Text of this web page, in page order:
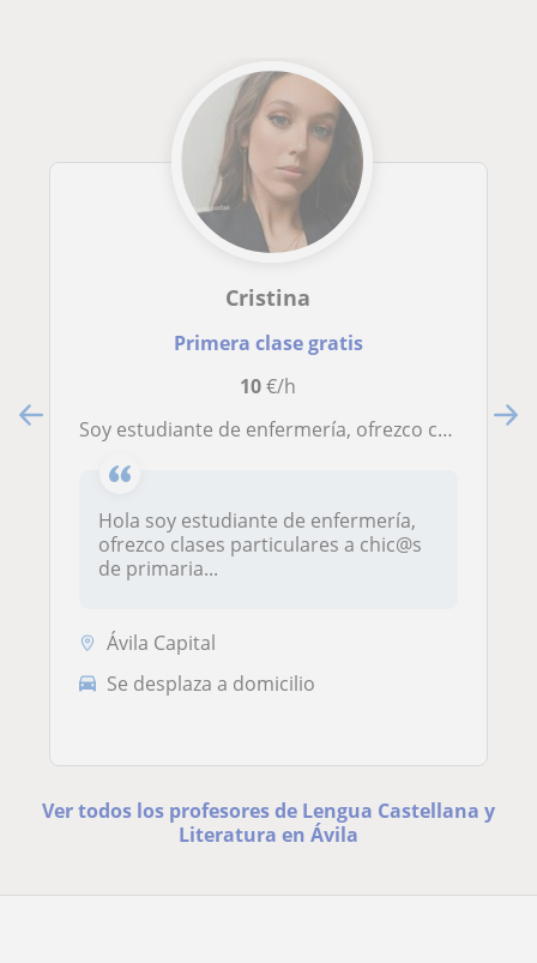
Cristina
Primera clase gratis
10€/h
soy estudiante de enfermería, ofrezco clases particulares a chic@s de primaria y ESO como inglés, lengua, mates, historia o biología, además tengo titulo de monitor de actividades y tiempo libre por lo cual tengo costumbre en trabajar con niños. No m
Hola soy estudiante de enfermería,
ofrezco clases particulares a chic@s
de primaria...
Ávila Capital
Se desplaza a domicilio
Ver todos los profesores de Lengua Castellana y
Literatura en Ávila